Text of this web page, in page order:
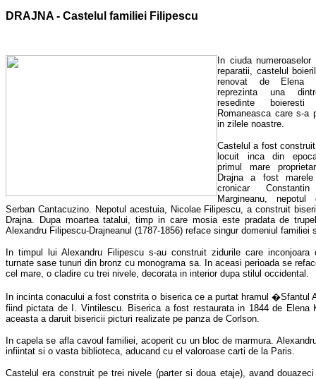
DRAJNA - Castelul familiei Filipescu
In ciuda numeroaselor
reparatii, castelul
renovat de Elena
reprezinta una
resedinte
Romaneasca care s-a
in zilele noastre.
Castelul a fost
locuit inca din
primul mare
Drajna a fost
cronicar
Margineanu, nepotul
Serban Cantacuzino. Nepotul acestuia, Nicolae Filipescu, a construit
Drajna. Dupa moartea tatalui, timp in care mosia este pradata de
Alexandru Filipescu-Drajneanul (1787-1856) reface singur domeniul familiei
In timpul lui Alexandru Filipescu s-au construit zidurile care inconjoara
turnate sase tunuri din bronz cu monograma sa. In aceasi perioada se
cel mare, o cladire cu trei nivele, decorata in interior dupa stilul occidental.
In incinta conacului a fost constrita o biserica ce a purtat hramul �Sfantul
fiind pictata de I. Vintilescu. Biserica a fost restaurata in 1844 de Elena
aceasta a daruit bisericii picturi realizate pe panza de Corlson.
In capela se afla cavoul familiei, acoperit cu un bloc de marmura.
infiintat si o vasta biblioteca, aducand cu el valoroase carti de la Paris.
Castelul era construit pe trei nivele (parter si doua etaje), avand